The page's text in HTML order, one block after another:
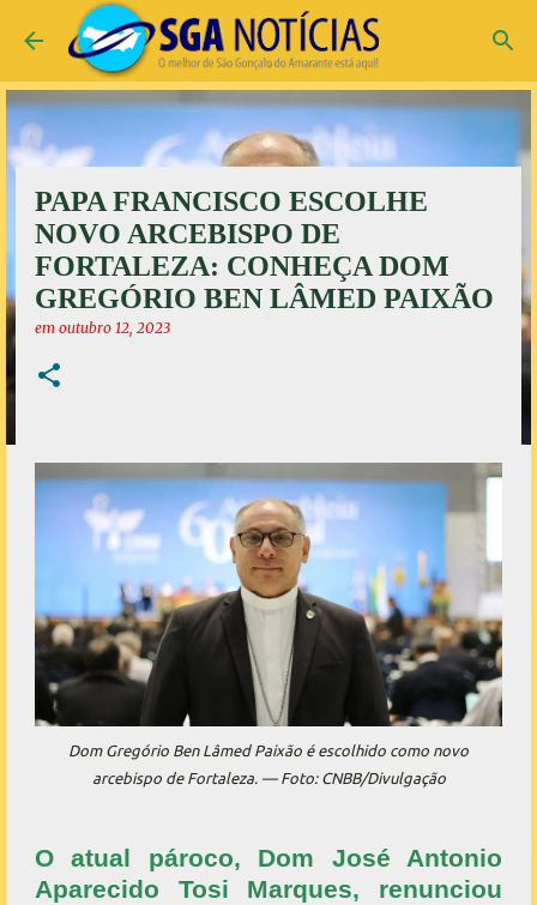
Pular para o conteúdo principal
PAPA FRANCISCO ESCOLHE
NOVO ARCEBISPO DE
FORTALEZA: CONHEÇA DOM
GREGÓRIO BEN LÂMED PAIXÃO
em outubro 12, 2023
Dom Gregório Ben Lâmed Paixão é escolhido como novo
arcebispo de Fortaleza. — Foto: CNBB/Divulgação
O atual pároco, Dom José Antonio
Aparecido Tosi Marques, renunciou